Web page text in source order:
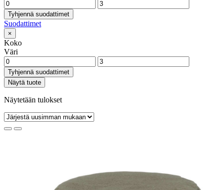
Tyhjennä suodattimet
Suodattimet
×
Koko
Väri
Tyhjennä suodattimet
Näytä tuote
Näytetään tulokset